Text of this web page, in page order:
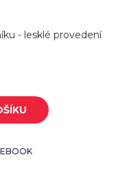
- lesklé provedení